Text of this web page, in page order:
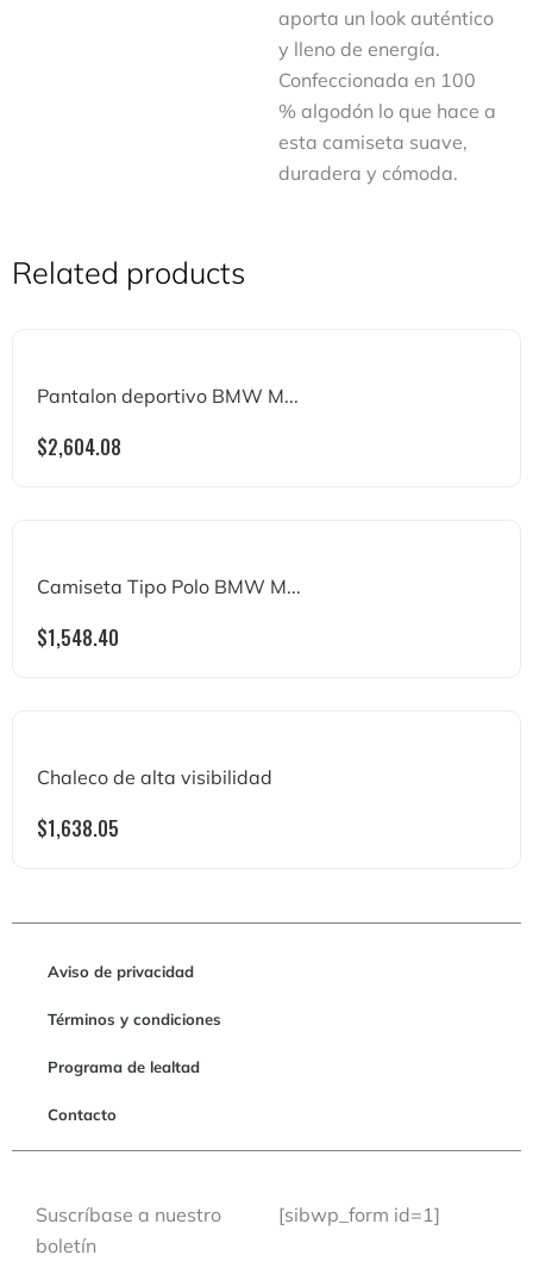
aporta un look auténtico
y lleno de energía.
Confeccionada en 100
% algodón lo que hace a
esta camiseta suave,
duradera y cómoda.
Related products
Pantalon deportivo BMW M...
$2,604.08
Camiseta Tipo Polo BMW M...
$1,548.40
Chaleco de alta visibilidad
$1,638.05
Aviso de privacidad
Términos y condiciones
Programa de lealtad
Contacto
Suscríbase a nuestro
boletín
[sibwp_form id=1]